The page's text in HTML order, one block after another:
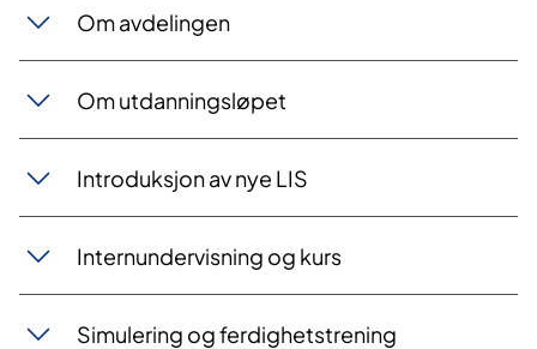
Om avdelingen
Om utdanningsløpet
Introduksjon av nye LIS
Internundervisning og kurs
Simulering og ferdighetstrening